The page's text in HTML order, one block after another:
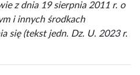
z dnia 19 sierpnia 2011 r. o
i innych środkach
się (tekst jedn. Dz. U. 2023 r.